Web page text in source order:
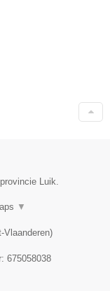
Luik.
▼
Vlaanderen)
675058038